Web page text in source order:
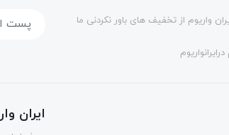
واریوم از تخفیف های باور نکردنی ما
ایران